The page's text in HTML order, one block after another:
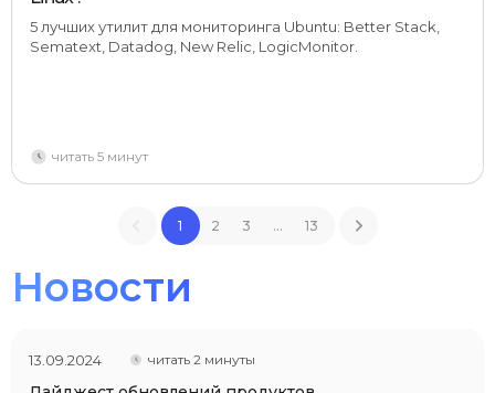
5 лучших утилит для мониторинга Ubuntu: Better Stack,
Sematext, Datadog, New Relic, LogicMonitor.
читать 5 минут
1 2 3 ... 13
Новости
13.09.2024 читать 2 минуты